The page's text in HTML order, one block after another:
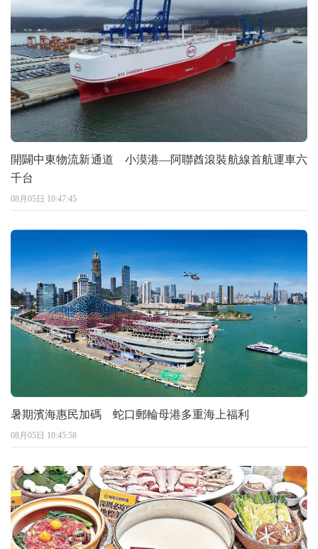
開闢中東物流新通道 小漠港—阿聯酋滾裝航線首航運車六
千台
08月05日 10:47:45
暑期濱海惠民加碼 蛇口郵輪母港多重海上福利
08月05日 10:45:58